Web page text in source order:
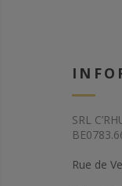
SRL
Rue de